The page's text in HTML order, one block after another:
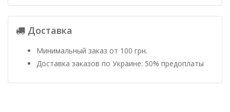
Доставка
Минимальный заказ от 100 грн.
Доставка заказов по Украине: 50% предоплаты